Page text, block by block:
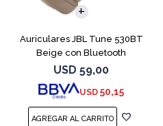
Auriculares JBL Tune 530BT
Beige con Bluetooth
USD 59,00
USD 50,15